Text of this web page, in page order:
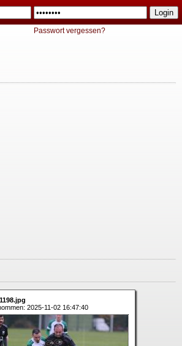
Passwort vergessen?
2025-11-02 16:47:40